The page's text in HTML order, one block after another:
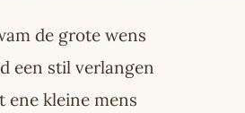
de grote wens
een stil verlangen
ene kleine mens